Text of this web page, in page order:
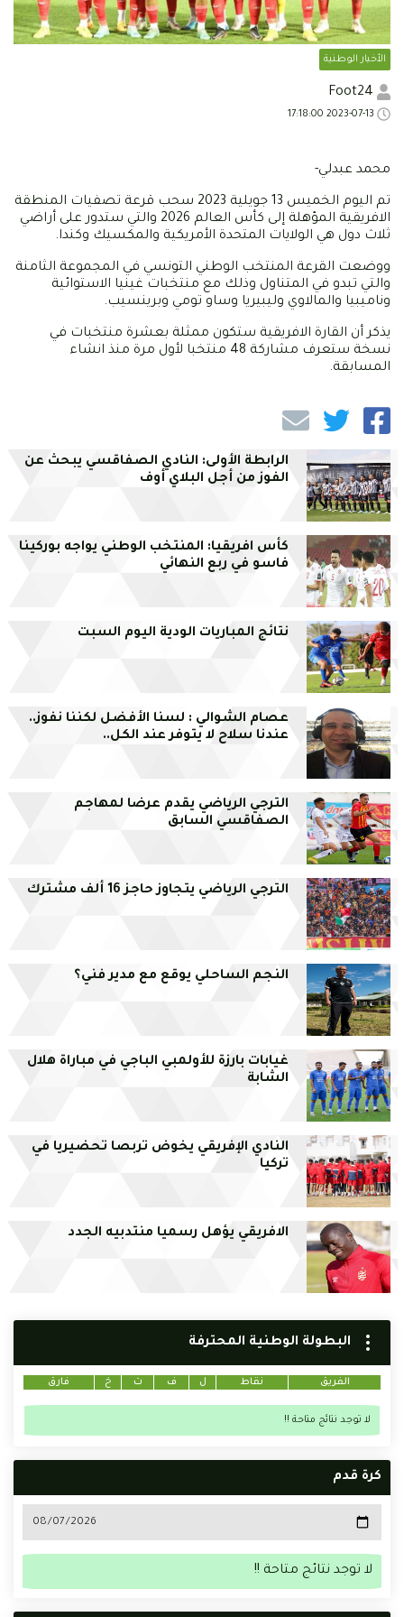
الأخبار الوطنية
محمد عبدلي-
تم اليوم الخميس 13 جويلية 2023 سحب قرعة تصفيات المنطقة
الافريقية المؤهلة إلى كأس العالم 2026 والتي ستدور على أراضي
ثلاث دول هي الولايات المتحدة الأمريكية والمكسيك وكندا.
ووضعت القرعة المنتخب الوطني التونسي في المجموعة الثامنة
والتي تبدو في المتناول وذلك مع منتخبات غينيا الاستوائية
وناميبيا والمالاوي وليبيريا وساو تومي وبرينسيب.
يذكر أن القارة الافريقية ستكون ممثلة بعشرة منتخبات في
نسخة ستعرف مشاركة 48 منتخبا لأول مرة منذ انشاء
المسابقة.
الرابطة الأولى: النادي الصفاقسي يبحث عن
الفوز من أجل البلاي أوف
كأس افريقيا: المنتخب الوطني يواجه بوركينا
فاسو في ربع النهائي
نتائج المباريات الودية اليوم السبت
عصام الشوالي : لسنا الأفضل لكننا نفوز..
عندنا سلاح لا يتوفر عند الكل..
الترجي الرياضي يقدم عرضا لمهاجم
الصفاقسي السابق
الترجي الرياضي يتجاوز حاجز 16 ألف مشترك
النجم الساحلي يوقع مع مدير فني؟
غيابات بارزة للأولمبي الباجي في مباراة هلال
الشابة
النادي الإفريقي يخوض تربصا تحضيريا في
تركيا
الافريقي يؤهل رسميا منتدبيه الجدد
البطولة الوطنية المحترفة
الفريق نقاط ل ف ت خ فارق
لا توجد نتائج متاحة !!
كرة قدم
لا توجد نتائج متاحة !!